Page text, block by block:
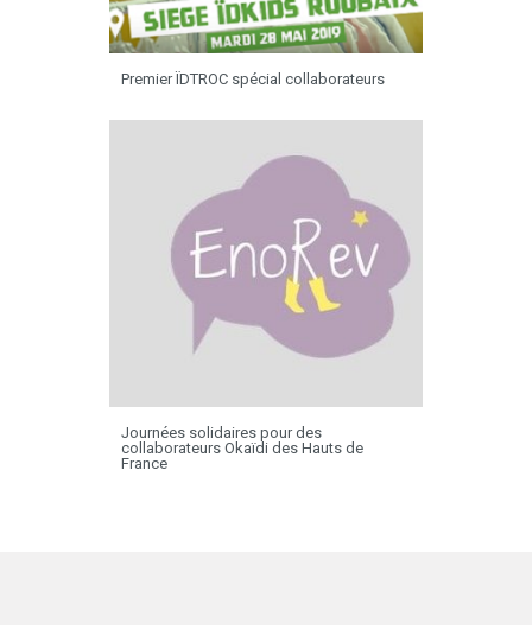
Premier ÏDTROC spécial collaborateurs
Journées solidaires pour des
collaborateurs Okaïdi des Hauts de
France